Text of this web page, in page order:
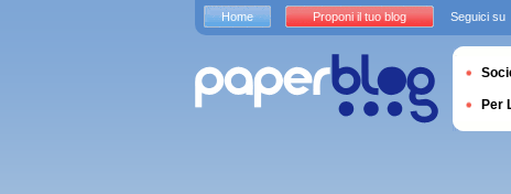
Home Proponi il tuo blog Seguici su
Per